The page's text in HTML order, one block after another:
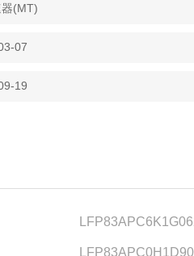
(MT)
07
19